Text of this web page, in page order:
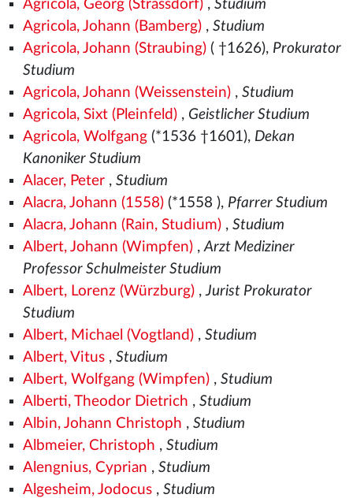
Agricola, Georg (Strassdorf), Studium
Agricola, Johann (Bamberg), Studium
Agricola, Johann (Straubing)( †1626), Prokurator
Studium
Agricola, Johann (Weissenstein), Studium
Agricola, Sixt (Pleinfeld), Geistlicher Studium
Agricola, Wolfgang(*1536 †1601), Dekan
Kanoniker Studium
Alacer, Peter, Studium
Alacra, Johann (1558)(*1558 ), Pfarrer Studium
Alacra, Johann (Rain, Studium), Studium
Albert, Johann (Wimpfen),Arzt Mediziner
Professor Schulmeister Studium
Albert, Lorenz (Würzburg),Jurist Prokurator
Studium
Albert, Michael (Vogtland), Studium
Albert, Vitus, Studium
Albert, Wolfgang (Wimpfen), Studium
Alberti, Theodor Dietrich , Studium
Albin, Johann Christoph , Studium
Albmeier, Christoph , Studium
Alengnius, Cyprian , Studium
Algesheim, Jodocus, Studium